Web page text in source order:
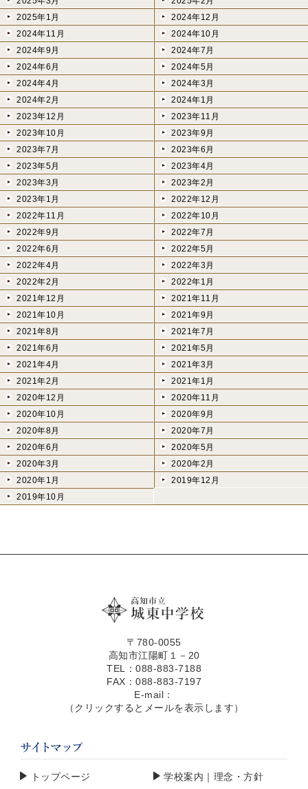
2025年1月
2024年12月
2024年11月
2024年10月
2024年9月
2024年7月
2024年6月
2024年5月
2024年4月
2024年3月
2024年2月
2024年1月
2023年12月
2023年11月
2023年10月
2023年9月
2023年7月
2023年6月
2023年5月
2023年4月
2023年3月
2023年2月
2023年1月
2022年12月
2022年11月
2022年10月
2022年9月
2022年7月
2022年6月
2022年5月
2022年4月
2022年3月
2022年2月
2022年1月
2021年12月
2021年11月
2021年10月
2021年9月
2021年8月
2021年7月
2021年6月
2021年5月
2021年4月
2021年3月
2021年2月
2021年1月
2020年12月
2020年11月
2020年10月
2020年9月
2020年8月
2020年7月
2020年6月
2020年5月
2020年3月
2020年2月
2020年1月
2019年12月
2019年10月
〒780-0055
高知市江陽町１－20
TEL：088-883-7188
FAX：088-883-7197
E-mail：
（クリックするとメールを表示します）
トップページ 学校案内｜理念・方針